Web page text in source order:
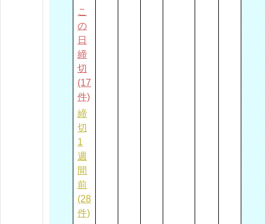
こ
の
日
締
切
(17
件)
締
切
1
週
間
前
(28
件)